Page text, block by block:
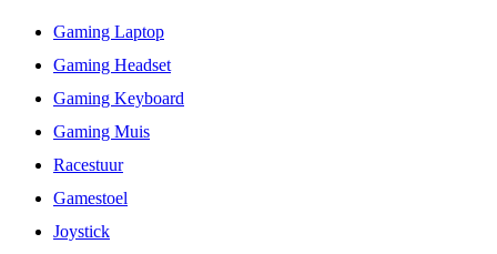
Gaming Laptop
Gaming Headset
Gaming Keyboard
Gaming Muis
Racestuur
Gamestoel
Joystick